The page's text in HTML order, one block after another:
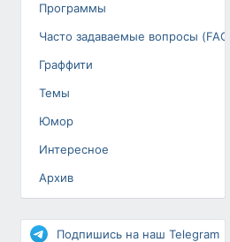
Программы
Часто задаваемые вопросы (FAQ)
Граффити
Темы
Юмор
Интересное
Архив
Повышение рейтинга
Подпишись на наш Telegram